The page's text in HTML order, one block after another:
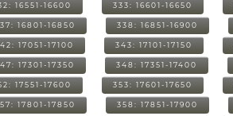
16551-16600 333: 16601-16650
16801-16850 338: 16851-16900
17051-17100 343: 17101-17150
17301-17350 348: 17351-17400
17551-17600 353: 17601-17650
17801-17850 358: 17851-17900